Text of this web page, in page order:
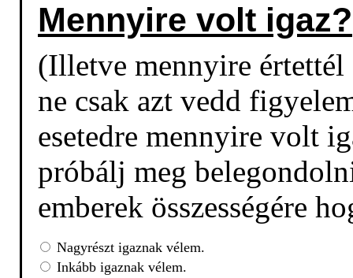
Mennyire volt igaz?
(Illetve mennyire
ne csak azt vedd
esetedre mennyire volt
próbálj meg
emberek összességére
Nagyrészt igaznak vélem.
Inkább igaznak vélem.